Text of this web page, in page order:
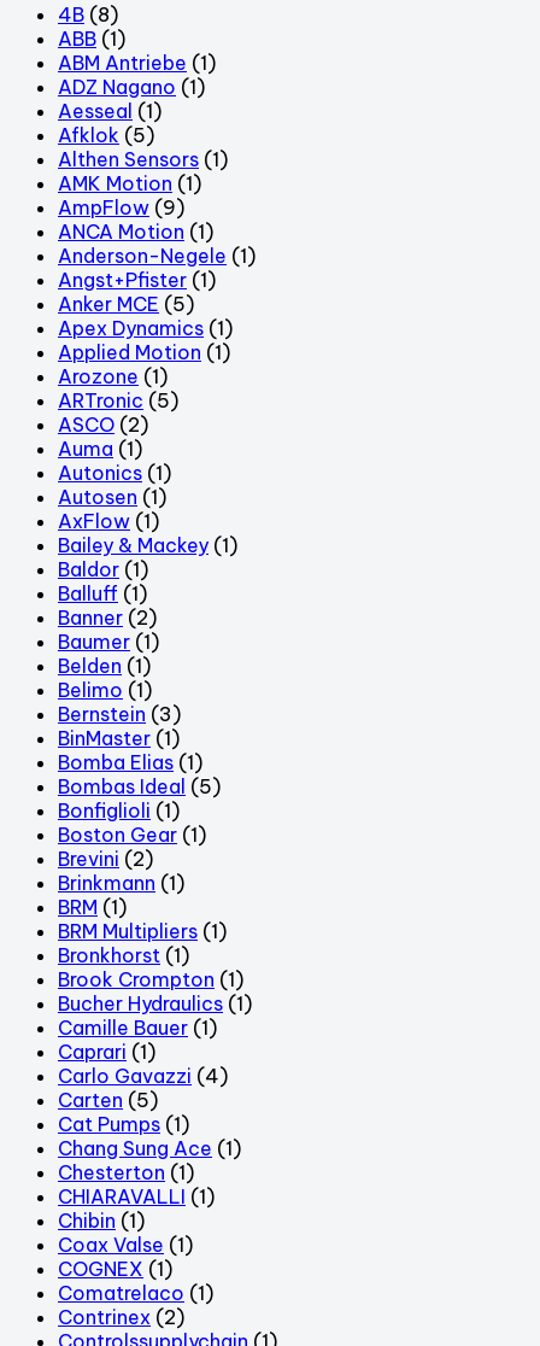
4B (8)
ABB (1)
ABM Antriebe (1)
ADZ Nagano (1)
Aesseal (1)
Afklok (5)
Althen Sensors (1)
AMK Motion (1)
AmpFlow (9)
ANCA Motion (1)
Anderson-Negele (1)
Angst+Pfister (1)
Anker MCE (5)
Apex Dynamics (1)
Applied Motion (1)
Arozone (1)
ARTronic (5)
ASCO (2)
Auma (1)
Autonics (1)
Autosen (1)
AxFlow (1)
Bailey & Mackey (1)
Baldor (1)
Balluff (1)
Banner (2)
Baumer (1)
Belden (1)
Belimo (1)
Bernstein (3)
BinMaster (1)
Bomba Elias (1)
Bombas Ideal (5)
Bonfiglioli (1)
Boston Gear (1)
Brevini (2)
Brinkmann (1)
BRM (1)
BRM Multipliers (1)
Bronkhorst (1)
Brook Crompton (1)
Bucher Hydraulics (1)
Camille Bauer (1)
Caprari (1)
Carlo Gavazzi (4)
Carten (5)
Cat Pumps (1)
Chang Sung Ace (1)
Chesterton (1)
CHIARAVALLI (1)
Chibin (1)
Coax Valse (1)
COGNEX (1)
Comatrelaco (1)
Contrinex (2)
Controlssupplychain (1)